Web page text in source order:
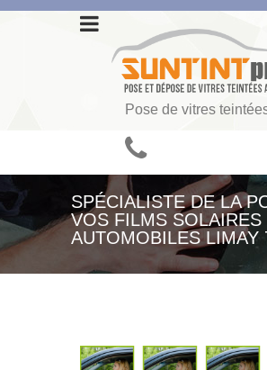
Pose de vitres
SPÉCIALISTE DE LA
VOS FILMS SOLAIRES
AUTOMOBILES LIMAY